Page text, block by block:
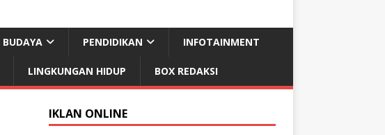
BUDAYA PENDIDIKAN INFOTAINMENT
LINGKUNGAN HIDUP BOX REDAKSI
IKLAN ONLINE